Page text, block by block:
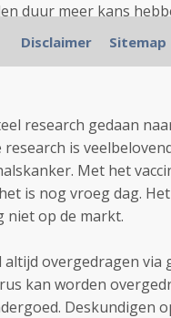
duur meer kans
de grote
GEEN
research gedaan
research is
Met het
is nog vroeg dag.
niet op de markt.
altijd overgedragen via
kan worden
Deskundigen
Disclaimer Sitemap